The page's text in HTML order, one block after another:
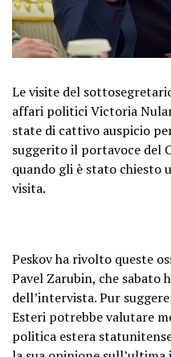
Le visite del
affari politici Victoria
state di cattivo auspicio
suggerito il portavoce del
quando gli è stato chiesto
visita.
Peskov ha rivolto queste
Pavel Zarubin, che
dell’intervista. Pur
Esteri potrebbe valutare
politica estera